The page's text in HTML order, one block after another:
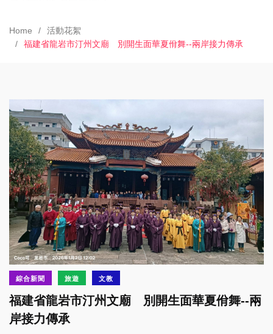
Home
活動花絮
福建省龍岩市汀州文廟 別開生面華夏佾舞--兩岸接力傳承
綜合新聞 旅遊 文教
福建省龍岩市汀州文廟 別開生面華夏佾舞--兩
岸接力傳承